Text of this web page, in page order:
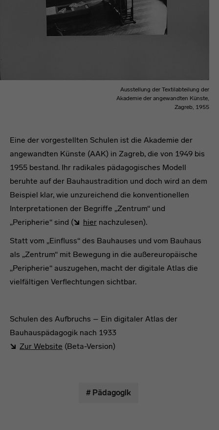
Datenschutzerklärungoder dem Impressum.
Eine der vorgestellten Schulen ist die Akademie der
angewandten Künste (AAK) in Zagreb, die von 1949 bis
1955 bestand. Ihr radikales pädagogisches Modell
beruhte auf der Bauhaustradition und doch wird an dem
Beispiel klar, wie unzureichend die konventionellen
Interpretationen der Begriffe „Zentrum“ und
„Peripherie“ sind (
hier nachzulesen).
Statt vom „Einfluss“ des Bauhauses und vom Bauhaus
als „Zentrum“ mit Bewegung in die außereuropäische
„Peripherie“ auszugehen, macht der digitale Atlas die
vielfältigen Verflechtungen sichtbar.
Schulen des Aufbruchs – Ein digitaler Atlas der
Bauhauspädagogik nach 1933
Zur Website (Beta-Version)
Ausstellung der Textilabteilung der
Akademie der angewandten Künste,
Zagreb, 1955
# Pädagogik